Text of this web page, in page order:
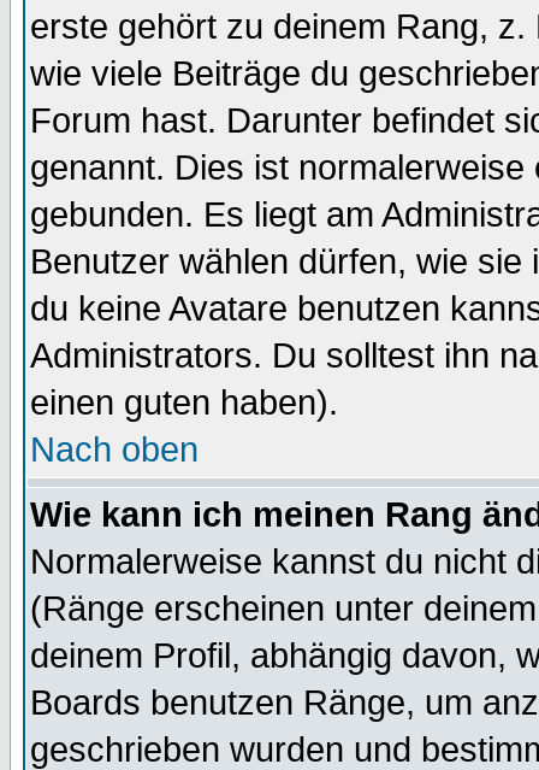
erste gehört zu deinem Rang,
wie viele Beiträge du
Forum hast. Darunter befindet
genannt. Dies ist
gebunden. Es liegt am
Benutzer wählen dürfen, wie
du keine Avatare benutzen
Administrators. Du solltest ihn
einen guten haben).
Nach oben
Wie kann ich meinen Rang
Normalerweise kannst du nicht
(Ränge erscheinen unter
deinem Profil, abhängig davon,
Boards benutzen Ränge, um
geschrieben wurden und